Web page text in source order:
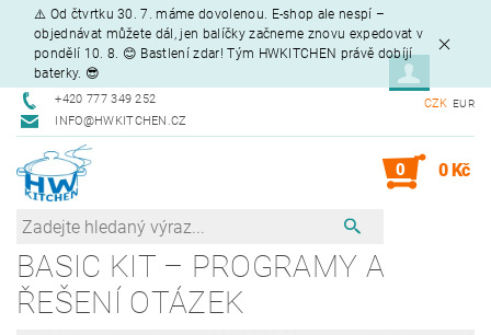
⚠️ Od čtvrtku 30. 7. máme dovolenou. E-shop ale nespí –
objednávat můžete dál, jen balíčky začneme znovu expedovat v
pondělí 10. 8. 😊 Bastlení zdar! Tým HWKITCHEN právě dobíjí
baterky. 😎
+420 777 349 252
INFO@HWKITCHEN.CZ
CZK EUR
0 0 Kč
BASIC KIT – PROGRAMY A
ŘEŠENÍ OTÁZEK